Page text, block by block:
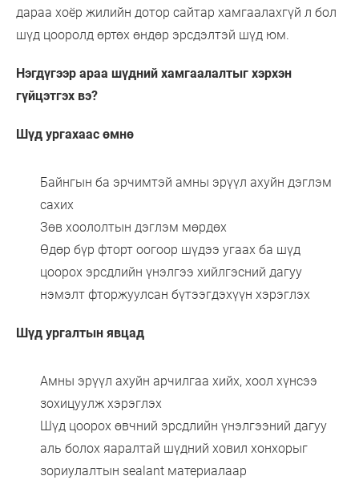
дараа хоёр жилийн дотор сайтар хамгаалахгүй л бол
шүд цооролд өртөх өндөр эрсдэлтэй шүд юм.
Нэгдүгээр араа шүдний хамгаалалтыг хэрхэн
гүйцэтгэх вэ?
Шүд ургахаас өмнө
Байнгын ба эрчимтэй амны эрүүл ахуйн дэглэм
сахих
Зөв хоололтын дэглэм мөрдөх
Өдөр бүр фторт оогоор шүдээ угаах ба шүд
цоорох эрсдлийн үнэлгээ хийлгэсний дагуу
нэмэлт фторжуулсан бүтээгдэхүүн хэрэглэх
Шүд ургалтын явцад
Амны эрүүл ахуйн арчилгаа хийх, хоол хүнсээ
зохицуулж хэрэглэх
Шүд цоорох өвчний эрсдлийн үнэлгээний дагуу
аль болох яаралтай шүдний ховил хонхорыг
зориулалтын sealant материалаар